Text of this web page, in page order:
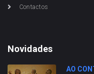
Contactos
Novidades
AO